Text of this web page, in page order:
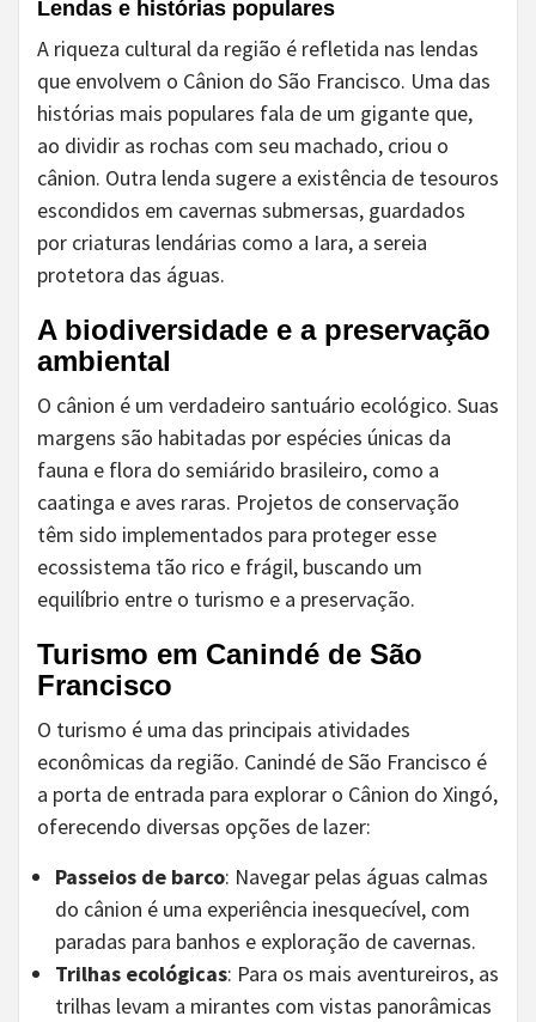
Lendas e histórias populares
A riqueza cultural da região é refletida nas lendas
que envolvem o Cânion do São Francisco. Uma das
histórias mais populares fala de um gigante que,
ao dividir as rochas com seu machado, criou o
cânion. Outra lenda sugere a existência de tesouros
escondidos em cavernas submersas, guardados
por criaturas lendárias como a Iara, a sereia
protetora das águas.
A biodiversidade e a preservação
ambiental
O cânion é um verdadeiro santuário ecológico. Suas
margens são habitadas por espécies únicas da
fauna e flora do semiárido brasileiro, como a
caatinga e aves raras. Projetos de conservação
têm sido implementados para proteger esse
ecossistema tão rico e frágil, buscando um
equilíbrio entre o turismo e a preservação.
Turismo em Canindé de São
Francisco
O turismo é uma das principais atividades
econômicas da região. Canindé de São Francisco é
a porta de entrada para explorar o Cânion do Xingó,
oferecendo diversas opções de lazer:
Passeios de barco: Navegar pelas águas calmas
do cânion é uma experiência inesquecível, com
paradas para banhos e exploração de cavernas.
Trilhas ecológicas: Para os mais aventureiros, as
trilhas levam a mirantes com vistas panorâmicas